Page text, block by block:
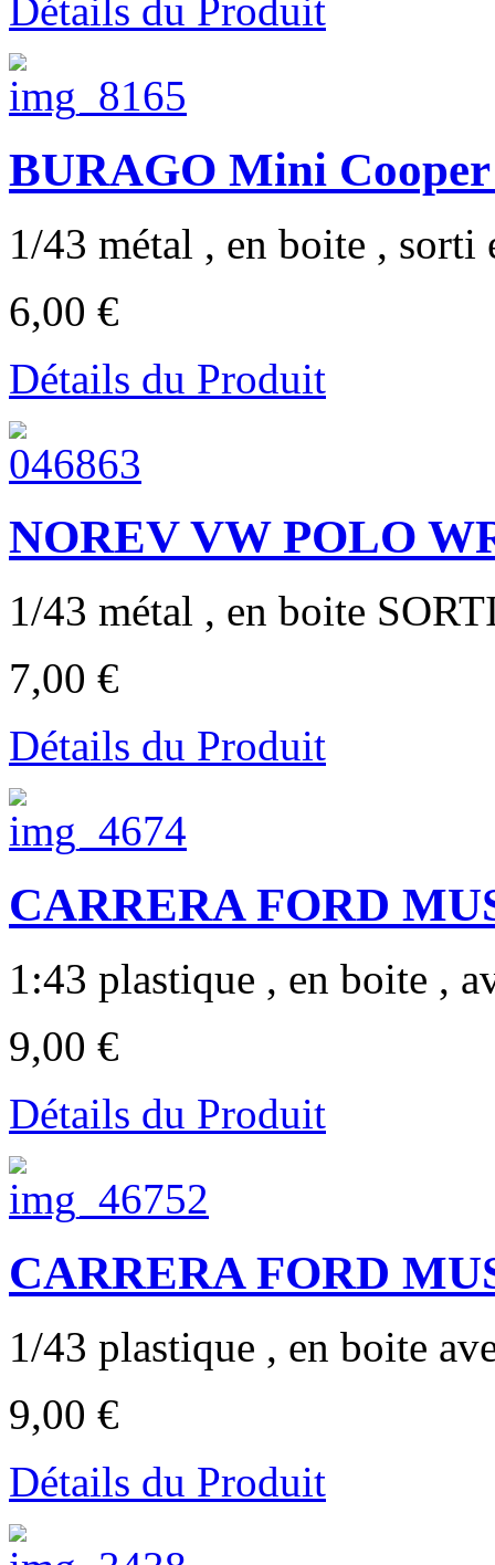
Détails du Produit
BURAGO Mini
1/43 métal , en boite , sorti
6,00 €
Détails du Produit
NOREV VW POLO
1/43 métal , en boite
7,00 €
Détails du Produit
CARRERA FORD
1:43 plastique , en boite ,
9,00 €
Détails du Produit
CARRERA FORD
1/43 plastique , en boite
9,00 €
Détails du Produit